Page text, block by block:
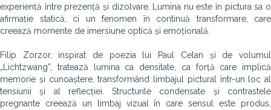
experiență între prezență și dizolvare. Lumina nu este în pictura sa o
afirmație statică, ci un fenomen în continuă transformare, care
creează momente de imersiune optică și emoțională.
Filip Zorzor, inspirat de poezia lui Paul Celan și de volumul
„Lichtzwang”, tratează lumina ca densitate, ca forță care implică
memorie și cunoaștere, transformând limbajul pictural într-un loc al
tensiunii și al reflecției. Structurile condensate și contrastele
pregnante creează un limbaj vizual în care sensul este produs,